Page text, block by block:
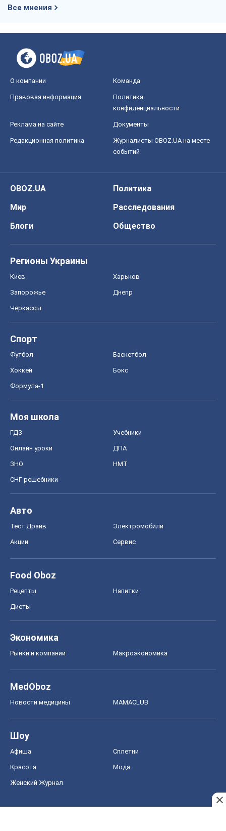
Все мнения
О компании Команда
Правовая информация
Политика
конфиденциальности
Реклама на сайте Документы
Редакционная политика
Журналисты OBOZ.UA на месте
событий
OBOZ.UA
Политика
Мир
Расследования
Блоги
Общество
Регионы Украины
Киев Харьков
Запорожье Днепр
Черкассы
Спорт
Футбол Баскетбол
Хоккей Бокс
Формула-1
Моя школа
ГДЗ Учебники
Онлайн уроки ДПА
ЗНО НМТ
СНГ решебники
Авто
Тест Драйв Электромобили
Акции Сервис
Food Oboz
Рецепты Напитки
Диеты
Экономика
Рынки и компании Mакроэкономика
MedOboz
Новости медицины MAMACLUB
Шоу
Афиша Сплетни
Красота Мода
Женский Журнал